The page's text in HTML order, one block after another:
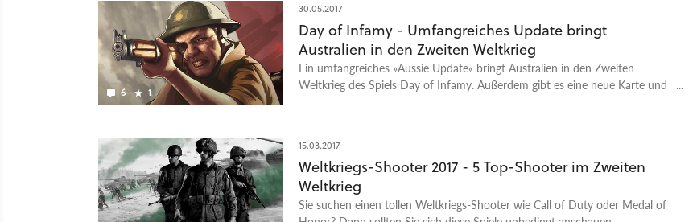
Hinzu kommt eine zweite Map, bei der die Schlacht von Breville
thematisiert wird. Des Weiteren haben die Entwickler ein wenig an der
Grafik-Engine geschraubt, um eine detailliertere Darstellung von Gräsern
und Laubwerk zu ermöglichen.
6 1
30.05.2017
Day of Infamy - Umfangreiches Update bringt
Australien in den Zweiten Weltkrieg
Ein umfangreiches »Aussie Update« bringt Australien in den Zweiten
Weltkrieg des Spiels Day of Infamy. Außerdem gibt es eine neue Karte und
15.03.2017
Weltkriegs-Shooter 2017 - 5 Top-Shooter im Zweiten
Weltkrieg
Sie suchen einen tollen Weltkriegs-Shooter wie Call of Duty oder Medal of